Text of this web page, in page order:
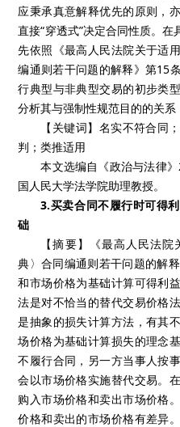
应秉承真意解释优先的原则，
直接“穿透式”决定合同性质。
先依照《最高人民法院关于适
编通则若干问题的解释》第15
行典型与非典型交易的初步类
分析其与强制性规范目的的关系
【关键词】名实不符合同
判；类推适用
本文选编自《政治与法律
国人民大学法学院助理教授。
3.买卖合同不履行时可得
础
【摘要】《最高人民法
典〉合同编通则若干问题的解
和市场价格为基础计算可得利
法是对不恰当的替代交易价格
是抽象的损失计算方法，有其
场价格为基础计算损失的理念
不履行合同，另一方当事人按
会以市场价格实施替代交易。
购入市场价格和卖出市场价格
价格和卖出的市场价格有差异